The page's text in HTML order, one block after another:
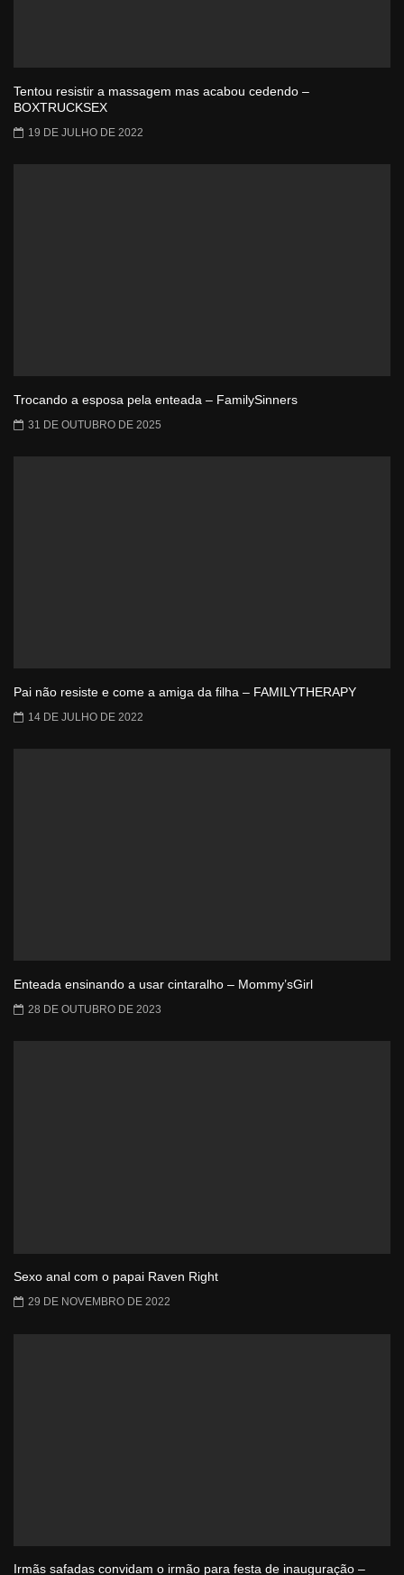
Tentou resistir a massagem mas acabou cedendo –
BOXTRUCKSEX
19 DE JULHO DE 2022
Trocando a esposa pela enteada – FamilySinners
31 DE OUTUBRO DE 2025
Pai não resiste e come a amiga da filha – FAMILYTHERAPY
14 DE JULHO DE 2022
Enteada ensinando a usar cintaralho – Mommy’sGirl
28 DE OUTUBRO DE 2023
Sexo anal com o papai Raven Right
29 DE NOVEMBRO DE 2022
Irmãs safadas convidam o irmão para festa de inauguração –